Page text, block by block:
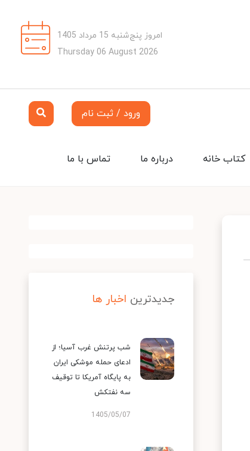
امروز پنج‌شنبه 15 مرداد 1405
Thursday 06 August 2026
ورود / ثبت نام
تماس با ما درباره ما کتاب خانه
جدیدترین اخبار ها
شب پرتنش غرب آسیا؛ از
ادعای حمله موشکی ایران
به پایگاه آمریکا تا توقیف
سه نفتکش
1405/05/07